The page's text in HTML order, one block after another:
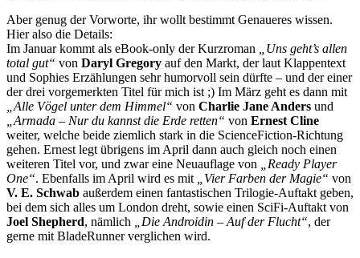
Aber genug der Vorworte, ihr wollt bestimmt Genaueres wissen.
Hier also die Details:
Im Januar kommt als eBook-only der Kurzroman
„Uns geht’s allen
total gut“ von Daryl Gregory auf den Markt, der laut Klappentext
und Sophies Erzählungen sehr humorvoll sein dürfte – und der einer
der drei vorgemerkten Titel für mich ist ;) Im März geht es dann mit
„Alle Vögel unter dem Himmel“ von Charlie Jane Anders und
„Armada – Nur du kannst die Erde retten“ von Ernest Cline
weiter, welche beide ziemlich stark in die ScienceFiction-Richtung
gehen. Ernest legt übrigens im April dann auch gleich noch einen
weiteren Titel vor, und zwar eine Neuauflage von
„Ready Player
One“. Ebenfalls im April wird es mit „Vier Farben der Magie“ von
V. E. Schwab außerdem einen fantastischen Trilogie-Auftakt geben,
bei dem sich alles um London dreht, sowie einen SciFi-Auftakt von
Joel Shepherd, nämlich „Die Androidin – Auf der Flucht“, der
gerne mit BladeRunner verglichen wird.